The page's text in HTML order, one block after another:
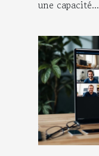
une capacité...